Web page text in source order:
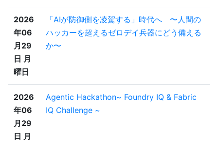
2026
年06
月29
日 月
曜日
「AIが防御側を凌駕する」時代へ 〜人間の
ハッカーを超えるゼロデイ兵器にどう備える
か〜
2026
年06
月29
日 月
Agentic Hackathon~ Foundry IQ & Fabric
IQ Challenge ~